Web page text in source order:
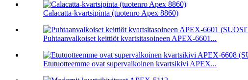
Calacatta-kvartsipinta (tuotenro Apex 8860)
Puhtaanvalkoiset keittiöt kvartsitasoineen APEX-6601...
Etutuotteemme ovat supervalkoinen kvartsikivi APEX...